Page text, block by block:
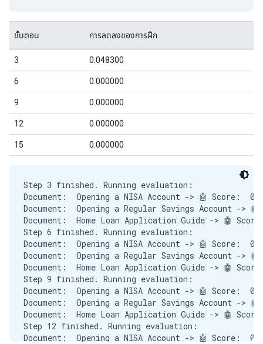
Step 3 finished. Running evaluation:
Document:  Opening a NISA Account -> 🤖 Score:
Document:  Opening a Regular Savings Account ->
Document:  Home Loan Application Guide -> 🤖
Step 6 finished. Running evaluation:
Document:  Opening a NISA Account -> 🤖 Score:
Document:  Opening a Regular Savings Account ->
Document:  Home Loan Application Guide -> 🤖
Step 9 finished. Running evaluation:
Document:  Opening a NISA Account -> 🤖 Score:
Document:  Opening a Regular Savings Account ->
Document:  Home Loan Application Guide -> 🤖
Step 12 finished. Running evaluation:
Document:  Opening a NISA Account -> 🤖 Score: